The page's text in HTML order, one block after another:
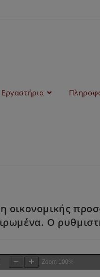
Εργαστήρια
οικονομικής
Ο
Zoom 100%